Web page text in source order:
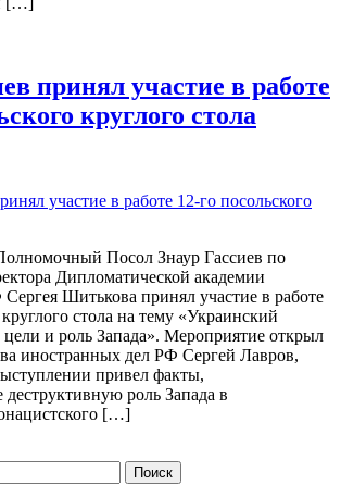
принял участие в работе
круглого стола
Посол Знаур Гассиев по
Дипломатической академии
Шитькова принял участие в работе
стола на тему «Украинский
и роль Запада». Мероприятие открыл
иностранных дел РФ Сергей Лавров,
привел факты,
роль Запада в
[…]